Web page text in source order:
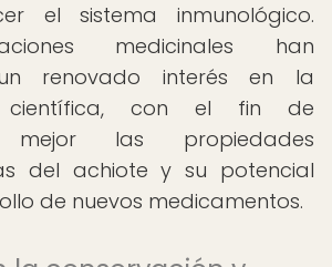
el sistema inmunológico.
medicinales han
renovado interés en la
científica, con el fin de
mejor las propiedades
del achiote y su potencial
de nuevos medicamentos.